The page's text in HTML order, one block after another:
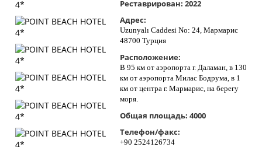
Реставрирован: 2022
Адрес:
Uzunyalı Caddesi No: 24, Мармарис
48700 Турция
Расположение:
В 95 км от аэропорта г. Даламан, в 130
км от аэропорта Милас Бодрума, в 1
км от центра г. Мармарис, на берегу
моря.
Общая площадь: 4000
Телефон/факс:
+90 2524126734